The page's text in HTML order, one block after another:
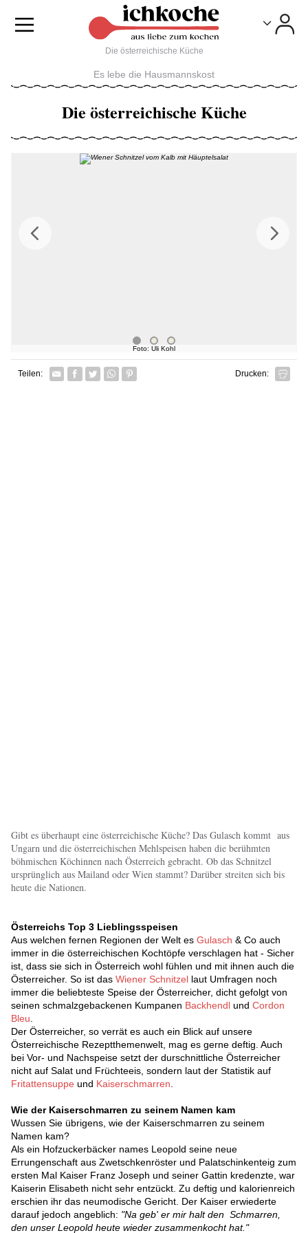
Die österreichische Küche
Es lebe die Hausmannskost
Die österreichische Küche
Foto: Uli Kohl
Next
Previous
Teilen: Facebook
TwitterWhatsapp senden
Pin it Drucken:
Gibt es überhaupt eine österreichische Küche? Das Gulasch kommt aus
Ungarn und die österreichischen Mehlspeisen haben die berühmten
böhmischen Köchinnen nach Österreich gebracht. Ob das Schnitzel
ursprünglich aus Mailand oder Wien stammt? Darüber streiten sich bis
heute die Nationen.
Österreichs Top 3 Lieblingsspeisen
Aus welchen fernen Regionen der Welt es Gulasch & Co auch
immer in die österreichischen Kochtöpfe verschlagen hat - Sicher
ist, dass sie sich in Österreich wohl fühlen und mit ihnen auch die
Österreicher. So ist das Wiener Schnitzel laut Umfragen noch
immer die beliebteste Speise der Österreicher, dicht gefolgt von
seinen schmalzgebackenen Kumpanen Backhendl und Cordon
Bleu.
Der Österreicher, so verrät es auch ein Blick auf unsere
Österreichische Rezeptthemenwelt, mag es gerne deftig. Auch
bei Vor- und Nachspeise setzt der durschnittliche Österreicher
nicht auf Salat und Früchteeis, sondern laut der Statistik auf
Fritattensuppe und Kaiserschmarren.
Wie der Kaiserschmarren zu seinem Namen kam
Wussen Sie übrigens, wie der Kaiserschmarren zu seinem
Namen kam?
Als ein Hofzuckerbäcker names Leopold seine neue
Errungenschaft aus Zwetschkenröster und Palatschinkenteig zum
ersten Mal Kaiser Franz Joseph und seiner Gattin kredenzte, war
Kaiserin Elisabeth nicht sehr entzückt. Zu deftig und kalorienreich
erschien ihr das neumodische Gericht. Der Kaiser erwiederte
darauf jedoch angeblich: "Na geb' er mir halt den Schmarren,
den unser Leopold heute wieder zusammenkocht hat."